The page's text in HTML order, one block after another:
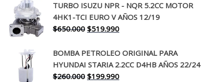
original
era:
$130.000.
actual
es:
$94.990.
TURBO ISUZU NPR - NQR 5.2CC MOTOR
4HK1-TCI EURO V AÑOS 12/19
$650.000 El
original
era:
$650.000.
$519.990El
actual
es:
$519.990.
BOMBA PETROLEO ORIGINAL PARA
HYUNDAI STARIA 2.2CC D4HB AÑOS 22/24
$260.000 El
$199.990El